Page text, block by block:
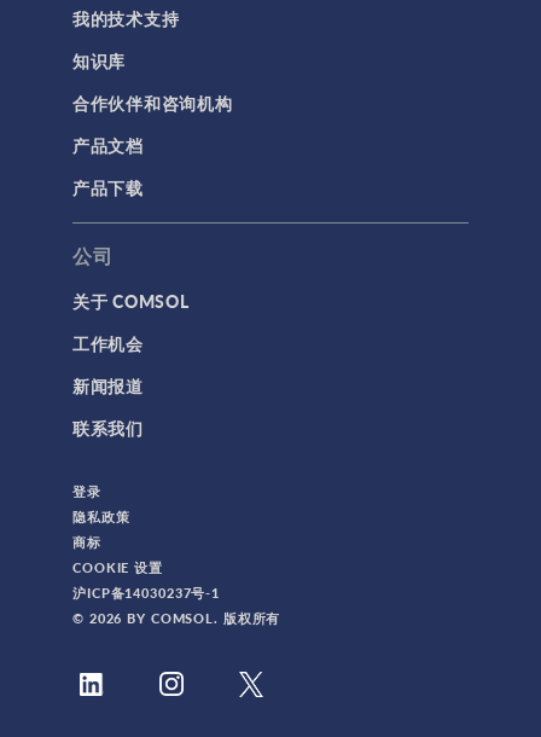
我的技术支持
知识库
合作伙伴和咨询机构
产品文档
产品下载
公司
关于 COMSOL
工作机会
新闻报道
联系我们
登录
隐私政策
商标
COOKIE 设置
沪ICP备14030237号-1
© 2026 BY COMSOL. 版权所有